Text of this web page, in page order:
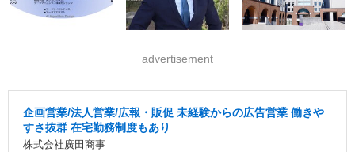
advertisement
企画営業/法人営業/広報・販促 未経験からの広告営業 働きや
すさ抜群 在宅勤務制度もあり
株式会社廣田商事